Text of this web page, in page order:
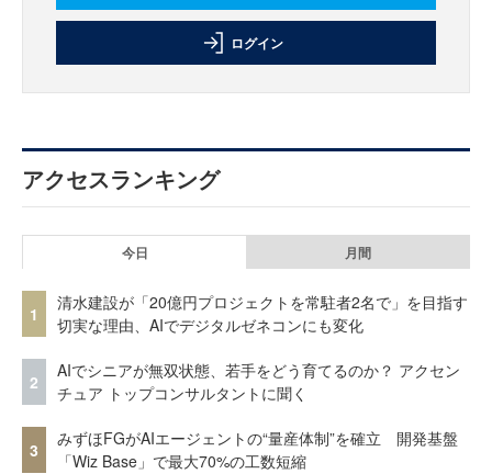
ログイン
アクセスランキング
今日 月間
1
清水建設が「20億円プロジェクトを常駐者2名で」を目指す
切実な理由、AIでデジタルゼネコンにも変化
2
AIでシニアが無双状態、若手をどう育てるのか？ アクセン
チュア トップコンサルタントに聞く
3
みずほFGがAIエージェントの“量産体制”を確立 開発基盤
「Wiz Base」で最大70%の工数短縮